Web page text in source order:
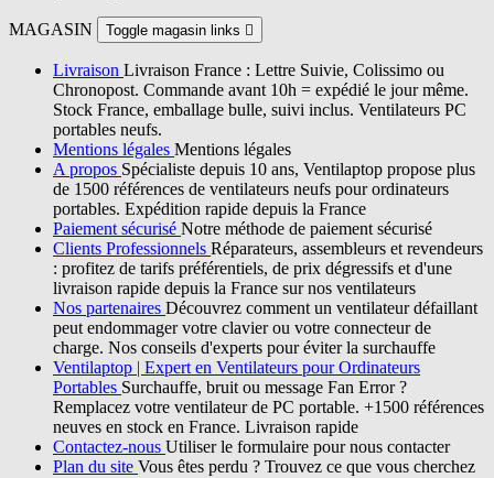
MAGASIN Toggle magasin links 
Livraison Livraison France : Lettre Suivie, Colissimo ou
Chronopost. Commande avant 10h = expédié le jour même.
Stock France, emballage bulle, suivi inclus. Ventilateurs PC
portables neufs.
Mentions légales Mentions légales
A propos Spécialiste depuis 10 ans, Ventilaptop propose plus
de 1500 références de ventilateurs neufs pour ordinateurs
portables. Expédition rapide depuis la France
Paiement sécurisé Notre méthode de paiement sécurisé
Clients Professionnels Réparateurs, assembleurs et revendeurs
: profitez de tarifs préférentiels, de prix dégressifs et d'une
livraison rapide depuis la France sur nos ventilateurs
Nos partenaires Découvrez comment un ventilateur défaillant
peut endommager votre clavier ou votre connecteur de
charge. Nos conseils d'experts pour éviter la surchauffe
Ventilaptop | Expert en Ventilateurs pour Ordinateurs
Portables Surchauffe, bruit ou message Fan Error ?
Remplacez votre ventilateur de PC portable. +1500 références
neuves en stock en France. Livraison rapide
Contactez-nous Utiliser le formulaire pour nous contacter
Plan du site Vous êtes perdu ? Trouvez ce que vous cherchez